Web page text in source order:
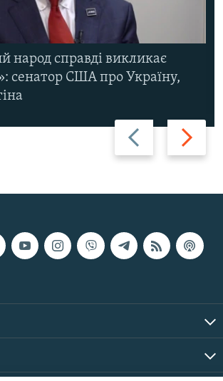
Назад Вперед
народ справді викликає
сенатор США про Україну,